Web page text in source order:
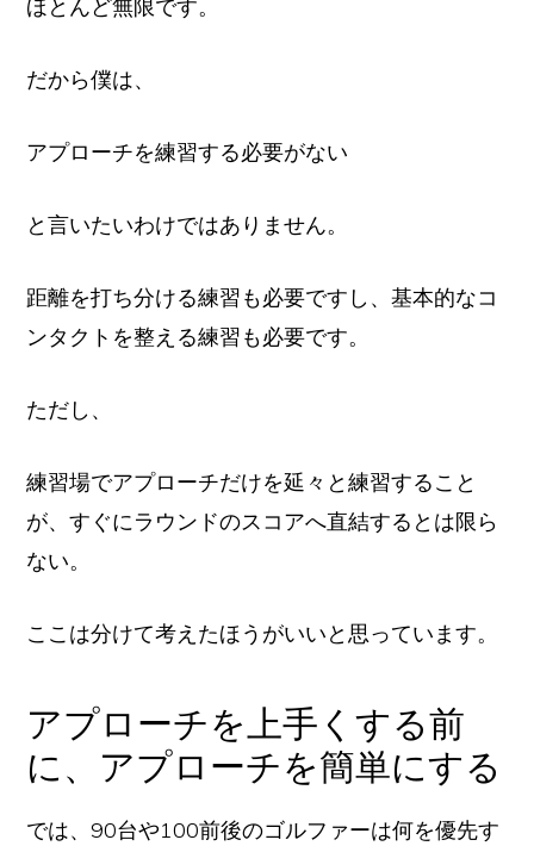
ほとんど無限です。
だから僕は、
アプローチを練習する必要がない
と言いたいわけではありません。
距離を打ち分ける練習も必要ですし、基本的なコ
ンタクトを整える練習も必要です。
ただし、
練習場でアプローチだけを延々と練習すること
が、すぐにラウンドのスコアへ直結するとは限ら
ない。
ここは分けて考えたほうがいいと思っています。
アプローチを上手くする前
に、アプローチを簡単にする
では、90台や100前後のゴルファーは何を優先す